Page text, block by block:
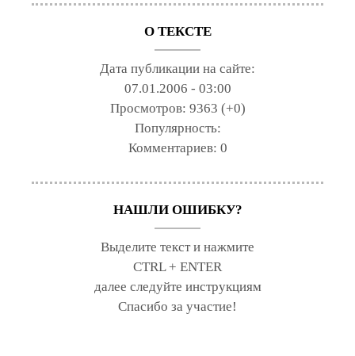
О ТЕКСТЕ
Дата публикации на сайте:
07.01.2006 - 03:00
Просмотров: 9363 (+0)
Популярность:
Комментариев: 0
НАШЛИ ОШИБКУ?
Выделите текст и нажмите
CTRL + ENTER
далее следуйте инструкциям
Спасибо за участие!